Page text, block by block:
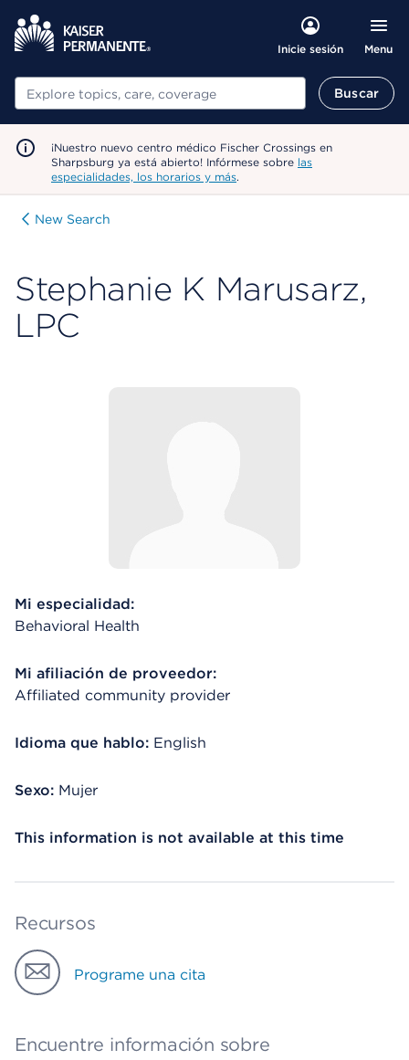
Inicie sesión Menu
Buscar Buscar
¡Nuestro nuevo centro médico Fischer Crossings en
Sharpsburg ya está abierto! Infórmese sobre las
especialidades, los horarios y más.
New Search
Stephanie K Marusarz,
LPC
Mi especialidad:
Behavioral Health
Mi afiliación de proveedor:
Affiliated community provider
Idioma que hablo: English
Sexo: Mujer
This information is not available at this time
Recursos
Programe una cita
Encuentre información sobre